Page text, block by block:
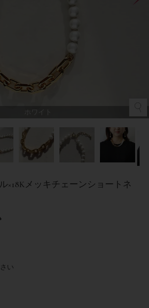
ホワイト
×18Kメッキチェーンショートネ
い